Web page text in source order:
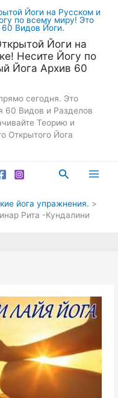
Йоги на
Несите Йогу по
Йога Архив 60
сегодня. Это
60 Видов и Разделов
Теорию и
Открытого Йога
Поиск
йога упражнения.
Рита -Кундалини